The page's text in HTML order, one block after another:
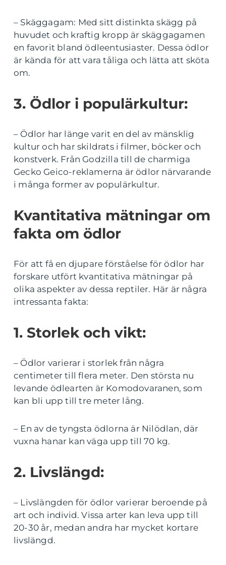
– Skäggagam: Med sitt distinkta skägg på
huvudet och kraftig kropp är skäggagamen
en favorit bland ödleentusiaster. Dessa ödlor
är kända för att vara tåliga och lätta att sköta
om.
3. Ödlor i populärkultur:
– Ödlor har länge varit en del av mänsklig
kultur och har skildrats i filmer, böcker och
konstverk. Från Godzilla till de charmiga
Gecko Geico-reklamerna är ödlor närvarande
i många former av populärkultur.
Kvantitativa mätningar om
fakta om ödlor
För att få en djupare förståelse för ödlor har
forskare utfört kvantitativa mätningar på
olika aspekter av dessa reptiler. Här är några
intressanta fakta:
1. Storlek och vikt:
– Ödlor varierar i storlek från några
centimeter till flera meter. Den största nu
levande ödlearten är Komodovaranen, som
kan bli upp till tre meter lång.
– En av de tyngsta ödlorna är Nilödlan, där
vuxna hanar kan väga upp till 70 kg.
2. Livslängd:
– Livslängden för ödlor varierar beroende på
art och individ. Vissa arter kan leva upp till
20-30 år, medan andra har mycket kortare
livslängd.